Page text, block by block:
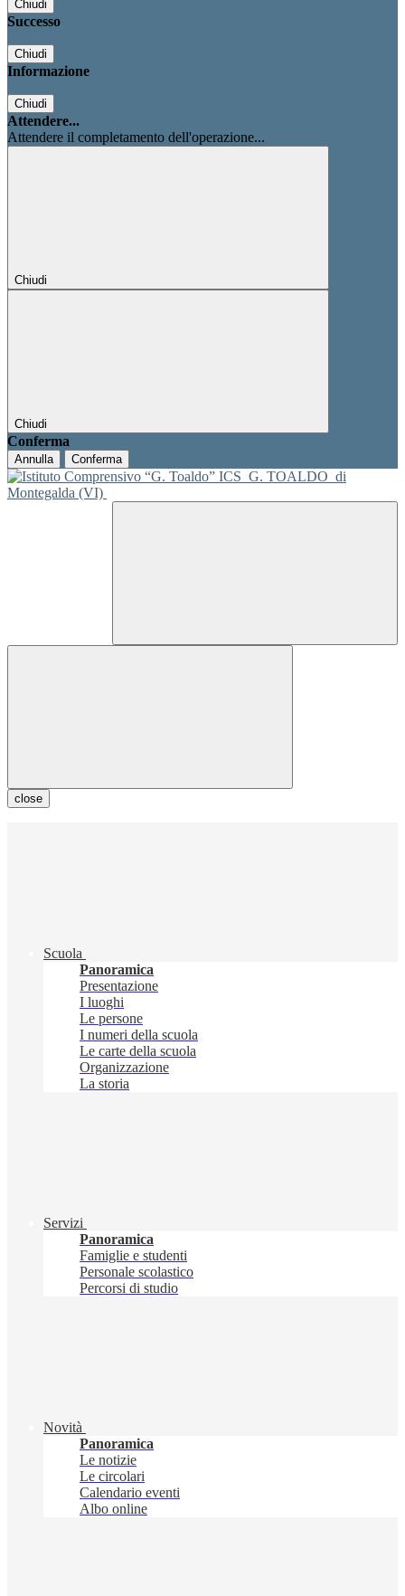
Chiudi
Successo
Chiudi
Informazione
Chiudi
Attendere...
Attendere il completamento dell'operazione...
Chiudi
Chiudi
Conferma
Annulla Conferma
ICS G. TOALDO di
Montegalda (VI)
close
Scuola
Panoramica
Presentazione
I luoghi
Le persone
I numeri della scuola
Le carte della scuola
Organizzazione
La storia
Servizi
Panoramica
Famiglie e studenti
Personale scolastico
Percorsi di studio
Novità
Panoramica
Le notizie
Le circolari
Calendario eventi
Albo online